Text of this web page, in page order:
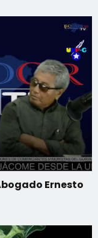
Ernesto